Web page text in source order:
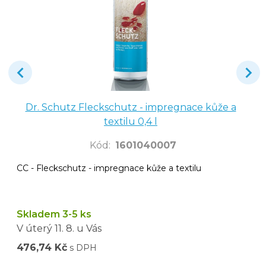
Dr. Schutz Fleckschutz - impregnace kůže a
textilu 0,4 l
Kód : 1601040007
CC - Fleckschutz - impregnace kůže a textilu
Skladem 3-5 ks
V úterý 11. 8. u Vás
476,74 Kč s DPH